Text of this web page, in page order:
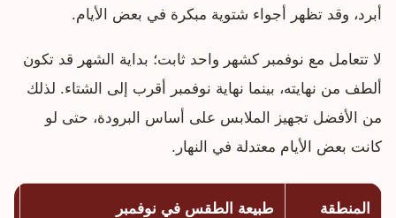
أبرد، وقد تظهر أجواء شتوية مبكرة في بعض الأيام.
لا تتعامل مع نوفمبر كشهر واحد ثابت؛ بداية الشهر قد تكون
ألطف من نهايته، بينما نهاية نوفمبر أقرب إلى الشتاء. لذلك
من الأفضل تجهيز الملابس على أساس البرودة، حتى لو
كانت بعض الأيام معتدلة في النهار.
المنطقة طبيعة الطقس في نوفمبر